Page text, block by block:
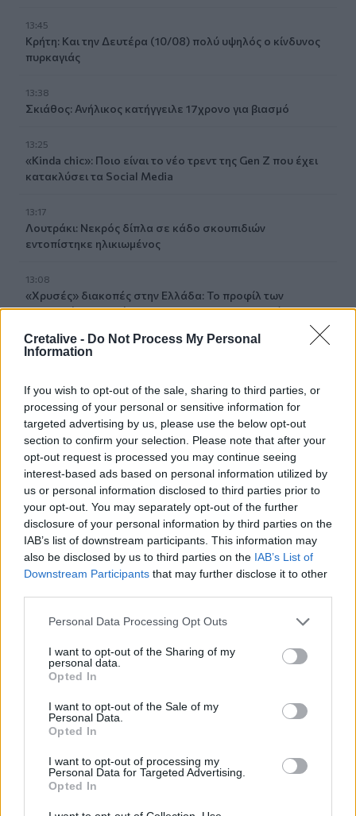
Cretalive - Do Not Process My Personal
Information
If you wish to opt-out of the sale, sharing to third parties, or
processing of your personal or sensitive information for
targeted advertising by us, please use the below opt-out
section to confirm your selection. Please note that after your
opt-out request is processed you may continue seeing
interest-based ads based on personal information utilized by
us or personal information disclosed to third parties prior to
your opt-out. You may separately opt-out of the further
disclosure of your personal information by third parties on the
IAB’s list of downstream participants. This information may
also be disclosed by us to third parties on the IAB’s List of
Downstream Participants that may further disclose it to other
Personal Data Processing Opt Outs
I want to opt-out of the Sharing of my
personal data.
Opted In
I want to opt-out of the Sale of my
Personal Data.
Opted In
I want to opt-out of processing my
Personal Data for Targeted Advertising.
Opted In
13:45
Κρήτη: Και την Δευτέρα (10/08) πολύ υψηλός ο κίνδυνος
πυρκαγιάς
13:38
Σκιάθος: Ανήλικος κατήγγειλε 17χρονο για βιασμό
13:25
«Kinda chic»: Ποιο είναι το νέο τρεντ της Gen Z που έχει
κατακλύσει τα Social Media
13:17
Λουτράκι: Νεκρός δίπλα σε κάδο σκουπιδιών
εντοπίστηκε ηλικιωμένος
13:08
«Χρυσές» διακοπές στην Ελλάδα: Το προφίλ των
τουριστών και οι βίλες των 168.000€ την εβδομάδα
12:54
12:54
Κρήτη: Ριπές ανέμου έως 110 χλμ την ώρα - Παραμένει ο
"κόκκινος" συναγερμός
Άρτα: Απολογούνται ο διευθυντής και ο τεχνικός
ασφαλείας του ΔΕΔΔΗΕ
Τουρνάς: Σε επιφυλακή ο κρατικός μηχανισμός
12:27
Μήλος: Ελικόπτερο… προσγειώθηκε στο Σαρακήνικο για
Κίσσαμος: 32χρονος κατηγορείται για πέντε κλοπές από
επιχειρήσεις
νοσοκομείο 4 άτομα